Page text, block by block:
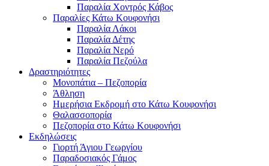
Παραλία Χοντρός Κάβος
Παραλίες Κάτω Κουφονήσι
Παραλία Λάκοι
Παραλία Δέτης
Παραλία Νερό
Παραλία Πεζούλα
Δραστηριότητες
Μονοπάτια – Πεζοπορία
Άθληση
Ημερήσια Εκδρομή στο Κάτω Κουφονήσι
Θαλασσοπορία
Πεζοπορία στο Κάτω Κουφονήσι
Εκδηλώσεις
Γιορτή Άγιου Γεωργίου
Παραδοσιακός Γάμος